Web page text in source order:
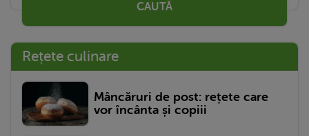
CAUTĂ
Rețete culinare
Mâncăruri de post: rețete care
vor încânta și copiii